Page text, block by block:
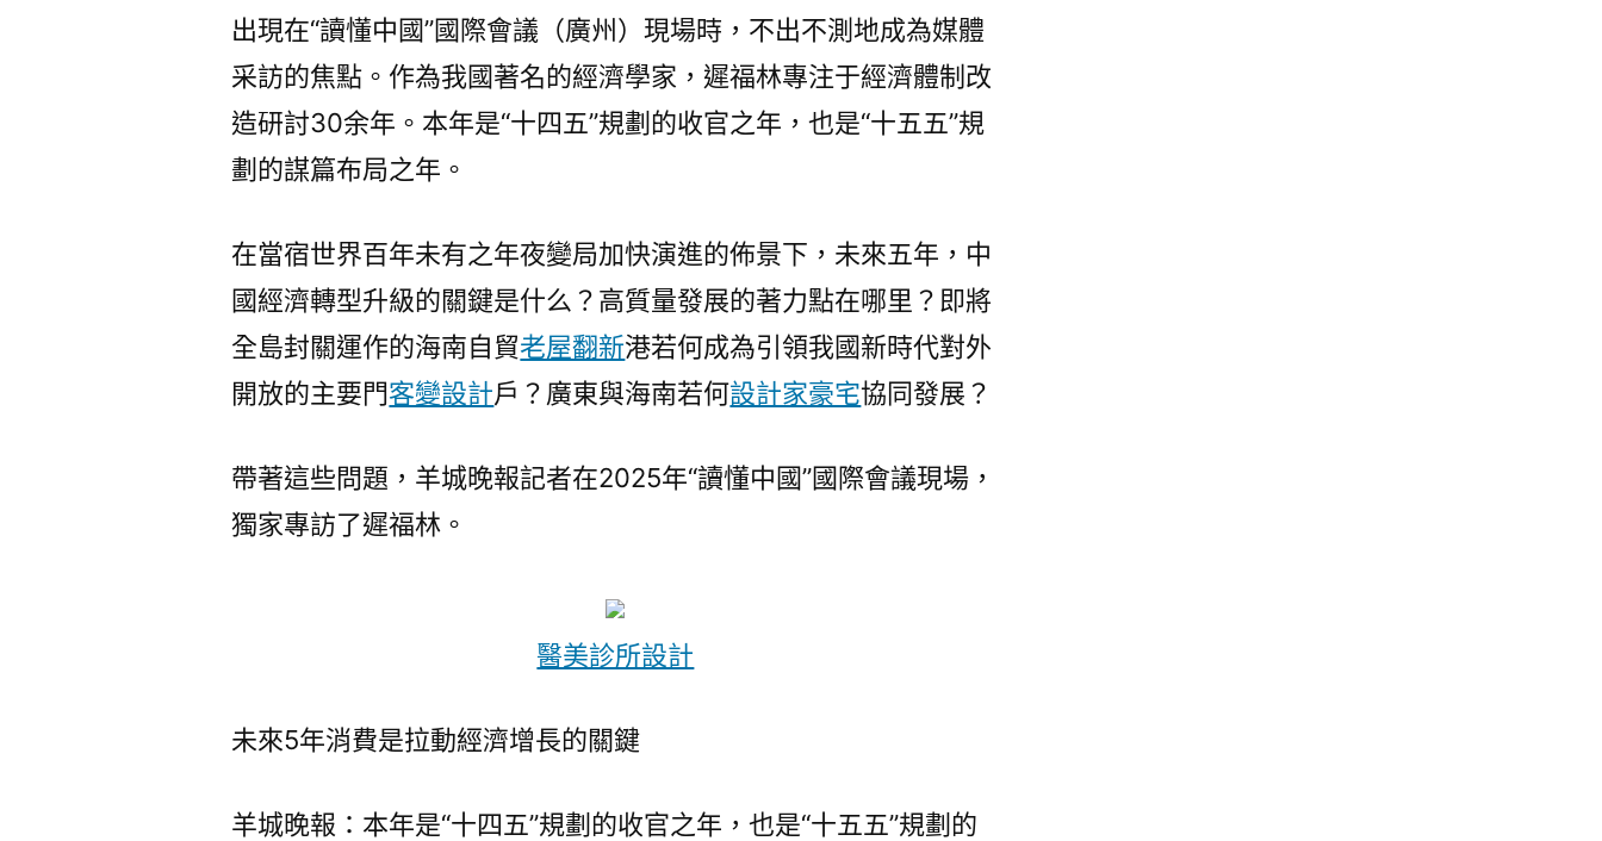
所
設
計
增
關
鍵
｜
讀
中
·
出現在“讀懂中國”國際會議（廣州）現場時，不出不測地成為媒體
采訪的焦點。作為我國著名的經濟學家，遲福林專注于經濟體制改
造研討30余年。本年是“十四五”規劃的收官之年，也是“十五五”規
劃的謀篇布局之年。
在當宿世界百年未有之年夜變局加快演進的佈景下，未來五年，中
國經濟轉型升級的關鍵是什么？高質量發展的著力點在哪里？即將
全島封關運作的海南自貿老屋翻新港若何成為引領我國新時代對外
開放的主要門客變設計戶？廣東與海南若何設計家豪宅協同發展？
帶著這些問題，羊城晚報記者在2025年“讀懂中國”國際會議現場，
獨家專訪了遲福林。
醫美診所設計
未來5年消費是拉動經濟增長的關鍵
羊城晚報：本年是“十四五”規劃的收官之年，也是“十五五”規劃的